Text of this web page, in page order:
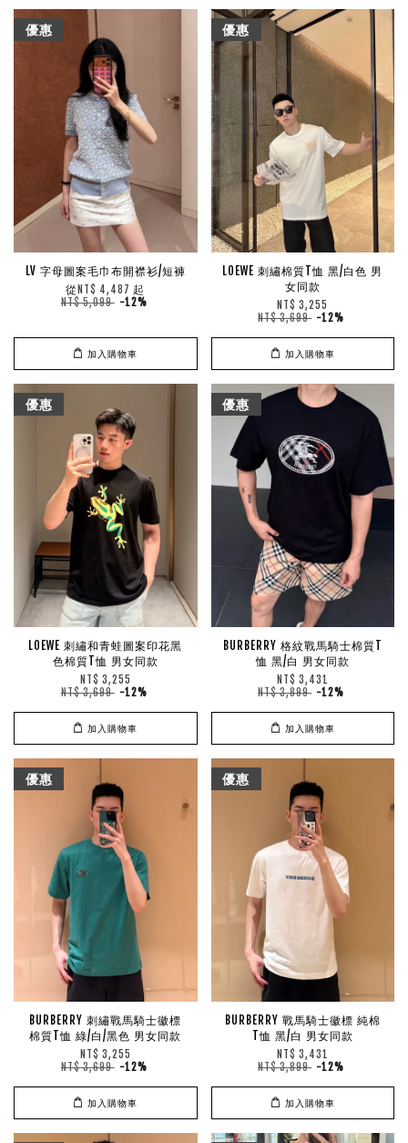
優惠
LV 字母圖案毛巾布開襟衫/短褲
從 NT$ 4,487 起
NT$ 5,099 -12%
加入購物車
優惠
LOEWE 刺繡棉質T恤 黑/白色 男
女同款
NT$ 3,255
NT$ 3,699 -12%
加入購物車
優惠
LOEWE 刺繡和青蛙圖案印花黑
色棉質T恤 男女同款
NT$ 3,255
NT$ 3,699 -12%
加入購物車
優惠
BURBERRY 格紋戰馬騎士棉質T
恤 黑/白 男女同款
NT$ 3,431
NT$ 3,899 -12%
加入購物車
優惠
BURBERRY 刺繡戰馬騎士徽標
棉質T恤 綠/白/黑色 男女同款
NT$ 3,255
NT$ 3,699 -12%
加入購物車
優惠
BURBERRY 戰馬騎士徽標 純棉
T恤 黑/白 男女同款
NT$ 3,431
NT$ 3,899 -12%
加入購物車